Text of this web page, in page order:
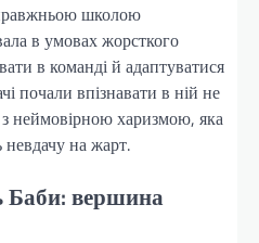
школою
в умовах жорсткого
в команді й адаптуватися
почали впізнавати в ній не
неймовірною харизмою, яка
невдачу на жарт.
Баби: вершина